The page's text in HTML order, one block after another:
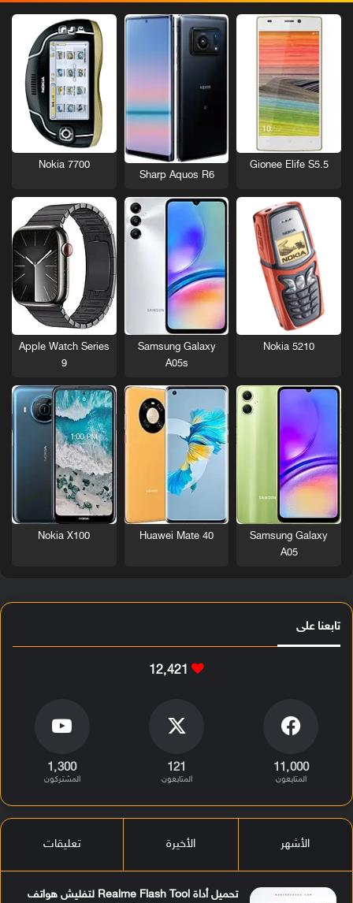
Gionee Elife S5.5
Sharp Aquos R6
Nokia 7700
Nokia 5210
Samsung Galaxy
A05s
Apple Watch Series
9
Samsung Galaxy
A05
Huawei Mate 40
Nokia X100
تابعنا على
12٬421
11٬000
المتابعون
121
المتابعون
1٬300
المشتركون
الأشهر الأخيرة تعليقات
تحميل أداة Realme Flash Tool لتفليش هواتف